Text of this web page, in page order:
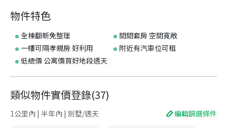
物件特色
全棟翻新免整理
間間套房 空間寬敞
一樓可隔孝親房 好利用
附近有汽車位可租
低總價 公寓價買好地段透天
類似物件實價登錄(37)
1公里內 | 半年內 | 別墅/透天 編輯篩選條件